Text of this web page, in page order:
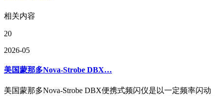
相关内容
20
2026-05
美国蒙那多Nova-Strobe DBX…
美国蒙那多Nova-Strobe DBX便携式频闪仪是以一定频率闪动